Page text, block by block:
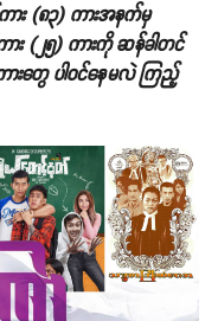
း (၈၃) ကားအနက်မှ
(၂၅) ကားကို ဆန်ခါတင်
ားတွေ ပါဝင်နေမလဲ ကြည့်